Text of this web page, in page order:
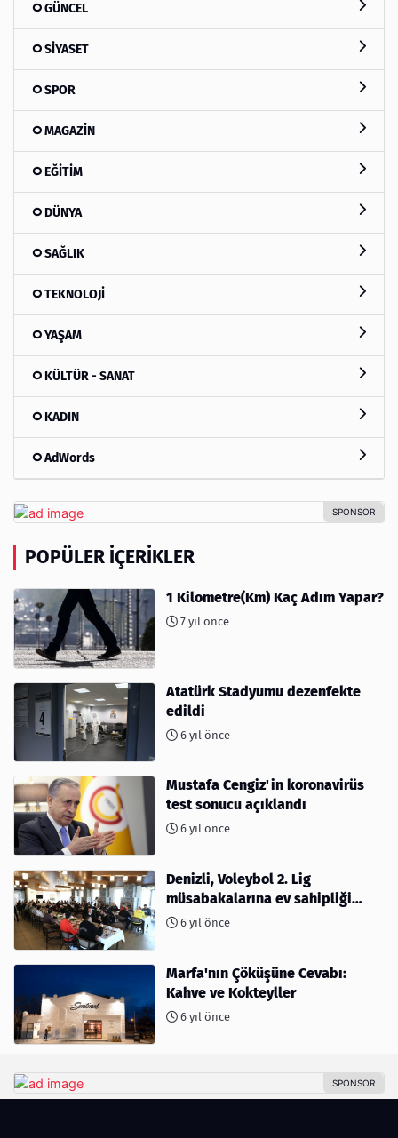
GÜNCEL
SİYASET
SPOR
MAGAZİN
EĞİTİM
DÜNYA
SAĞLIK
TEKNOLOJİ
YAŞAM
KÜLTÜR - SANAT
KADIN
AdWords
POPÜLER İÇERIKLER
1 Kilometre(Km) Kaç Adım Yapar?
7 yıl önce
Atatürk Stadyumu dezenfekte
edildi
6 yıl önce
Mustafa Cengiz'in koronavirüs
test sonucu açıklandı
6 yıl önce
Denizli, Voleybol 2. Lig
müsabakalarına ev sahipliği
yapıyor
6 yıl önce
Marfa'nın Çöküşüne Cevabı:
Kahve ve Kokteyller
6 yıl önce